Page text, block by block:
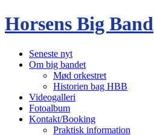
Horsens Big Band
Seneste nyt
Om big bandet
Mød orkestret
Historien bag HBB
Videogalleri
Fotoalbum
Kontakt/Booking
Praktisk information